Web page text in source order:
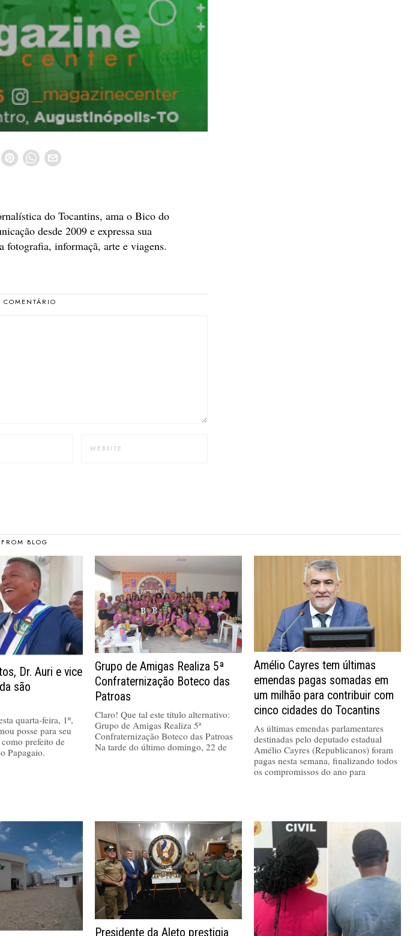
do Tocantins, ama o Bico do
desde 2009 e expressa sua
fotografia, informaçã, arte e viagens.
COMENTÁRIO
BLOG
Dr. Auri e vice
são
quarta-feira, 1º,
posse para seu
prefeito de
Papagaio.
Grupo de Amigas Realiza 5ª
Confraternização Boteco das
Patroas
Claro! Que tal este título alternativo:
Grupo de Amigas Realiza 5ª
Confraternização Boteco das Patroas
Na tarde do último domingo, 22 de
Amélio Cayres tem últimas
emendas pagas somadas em
um milhão para contribuir com
cinco cidades do Tocantins
As últimas emendas parlamentares
destinadas pelo deputado estadual
Amélio Cayres (Republicanos) foram
pagas nesta semana, finalizando todos
os compromissos do ano para
Presidente da Aleto prestigia